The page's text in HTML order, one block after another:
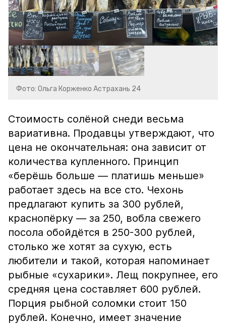
Фото: Ольга Корженко Астрахань 24
Стоимость солёной снеди весьма
вариативна. Продавцы утверждают, что
цена не окончательная: она зависит от
количества купленного. Принцип
«берёшь больше — платишь меньше»
работает здесь на все сто. Чехонь
предлагают купить за 300 рублей,
краснопёрку — за 250, вобла свежего
посола обойдётся в 250-300 рублей,
столько же хотят за сухую, есть
любители и такой, которая напоминает
рыбные «сухарики». Лещ покрупнее, его
средняя цена составляет 600 рублей.
Порция рыбной соломки стоит 150
рублей. Конечно, имеет значение